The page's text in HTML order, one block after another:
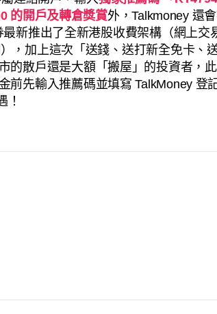
的開戶及轉倉獎賞外，Talkmoney 還
最新推出了全新港股收費架構（網上交
，加上這次「送錢、送打新全免卡、
的散戶還是大額「搬屋」的投資者，
前先輸入推薦碼並填寫 TalkMoney 登
！